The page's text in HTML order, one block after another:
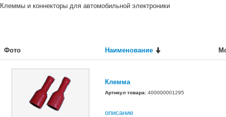
Клеммы и коннекторы для автомобильной электроники
Фото Наименование
Клемма
Артикул товара: 400000001295
описание